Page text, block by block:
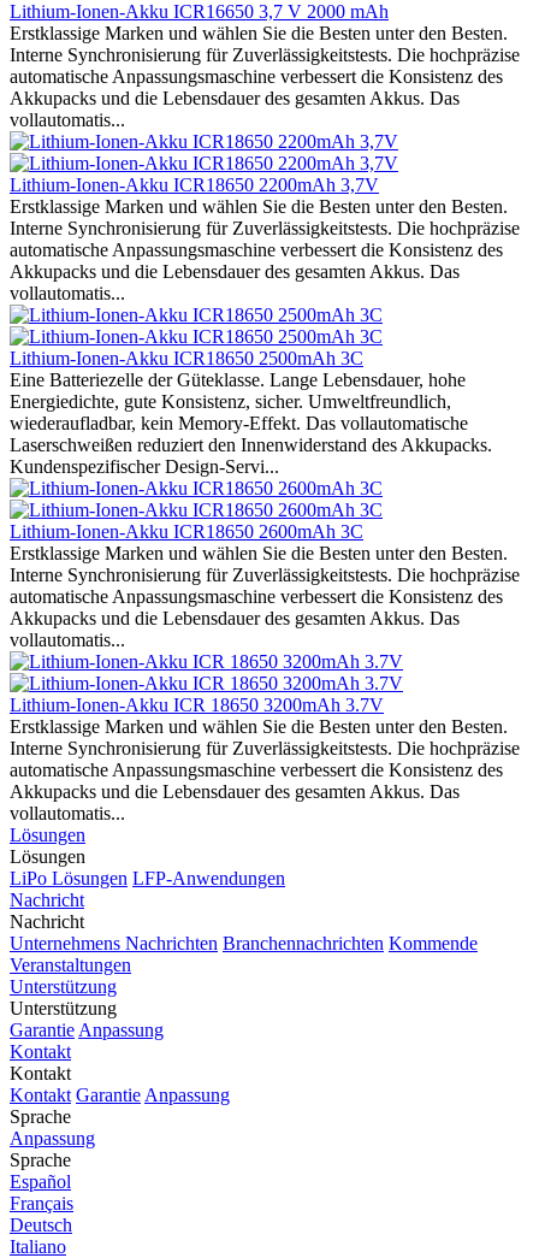
Lithium-Ionen-Akku ICR16650 3,7 V 2000 mAh
Erstklassige Marken und wählen Sie die Besten unter den Besten.
Interne Synchronisierung für Zuverlässigkeitstests. Die hochpräzise
automatische Anpassungsmaschine verbessert die Konsistenz des
Akkupacks und die Lebensdauer des gesamten Akkus. Das
vollautomatis...
Lithium-Ionen-Akku ICR18650 2200mAh 3,7V
Erstklassige Marken und wählen Sie die Besten unter den Besten.
Interne Synchronisierung für Zuverlässigkeitstests. Die hochpräzise
automatische Anpassungsmaschine verbessert die Konsistenz des
Akkupacks und die Lebensdauer des gesamten Akkus. Das
vollautomatis...
Lithium-Ionen-Akku ICR18650 2500mAh 3C
Eine Batteriezelle der Güteklasse. Lange Lebensdauer, hohe
Energiedichte, gute Konsistenz, sicher. Umweltfreundlich,
wiederaufladbar, kein Memory-Effekt. Das vollautomatische
Laserschweißen reduziert den Innenwiderstand des Akkupacks.
Kundenspezifischer Design-Servi...
Lithium-Ionen-Akku ICR18650 2600mAh 3C
Erstklassige Marken und wählen Sie die Besten unter den Besten.
Interne Synchronisierung für Zuverlässigkeitstests. Die hochpräzise
automatische Anpassungsmaschine verbessert die Konsistenz des
Akkupacks und die Lebensdauer des gesamten Akkus. Das
vollautomatis...
Lithium-Ionen-Akku ICR 18650 3200mAh 3.7V
Erstklassige Marken und wählen Sie die Besten unter den Besten.
Interne Synchronisierung für Zuverlässigkeitstests. Die hochpräzise
automatische Anpassungsmaschine verbessert die Konsistenz des
Akkupacks und die Lebensdauer des gesamten Akkus. Das
vollautomatis...
Lösungen
Lösungen
LiPo Lösungen LFP-Anwendungen
Nachricht
Nachricht
Unternehmens Nachrichten Branchennachrichten Kommende
Veranstaltungen
Unterstützung
Unterstützung
Garantie Anpassung
Kontakt
Kontakt
Kontakt Garantie Anpassung
Sprache
Anpassung
Sprache
Español
Français
Deutsch
Italiano